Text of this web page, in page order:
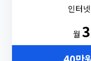
인터
월